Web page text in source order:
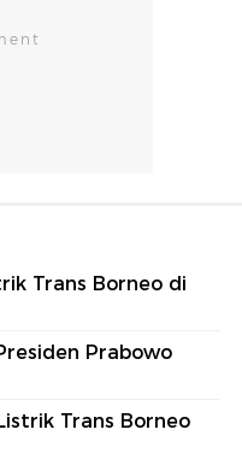
Trans Borneo di
Prabowo
Trans Borneo